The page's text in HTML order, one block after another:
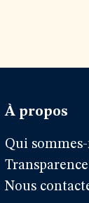
À propos
Qui
Nous